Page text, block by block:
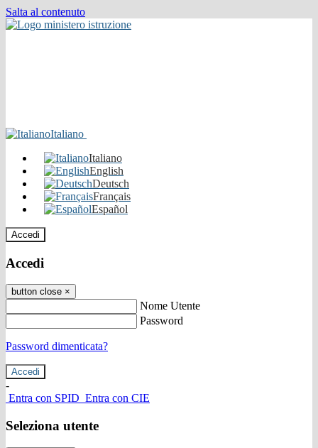
Salta al contenuto
Italiano
Italiano
English
Deutsch
Français
Español
Accedi
Accedi
button close ×
Nome Utente
Password
Password dimenticata?
-
Entra con SPID Entra con CIE
Seleziona utente